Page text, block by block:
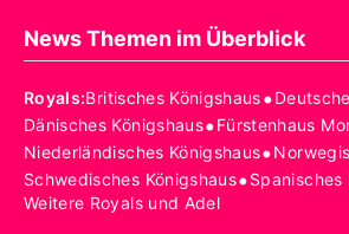
News Themen im Überblick
Royals:Britisches Königshaus•
Dänisches Königshaus•Fürstenhaus
Niederländisches Königshaus•
Schwedisches Königshaus•Spanisches
Weitere Royals und Adel